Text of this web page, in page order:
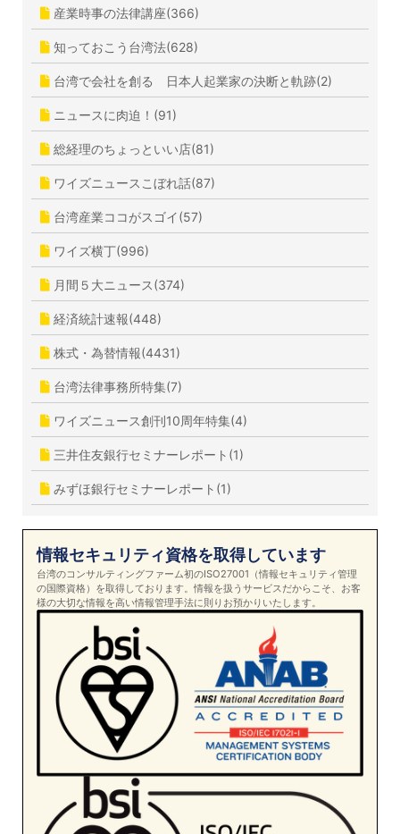
産業時事の法律講座(366)
知っておこう台湾法(628)
台湾で会社を創る 日本人起業家の決断と軌跡(2)
ニュースに肉迫！(91)
総経理のちょっといい店(81)
ワイズニュースこぼれ話(87)
台湾産業ココがスゴイ(57)
ワイズ横丁(996)
月間５大ニュース(374)
経済統計速報(448)
株式・為替情報(4431)
台湾法律事務所特集(7)
ワイズニュース創刊10周年特集(4)
三井住友銀行セミナーレポート(1)
みずほ銀行セミナーレポート(1)
情報セキュリティ資格を取得しています
台湾のコンサルティングファーム初のISO27001（情報セキュリティ管理
の国際資格）を取得しております。情報を扱うサービスだからこそ、お客
様の大切な情報を高い情報管理手法に則りお預かりいたします。